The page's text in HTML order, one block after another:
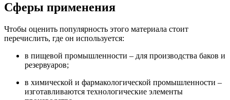
Сферы применения
Чтобы оценить популярность этого материала стоит
перечислить, где он используется:
в пищевой промышленности – для производства баков и
резервуаров;
в химической и фармакологической промышленности –
изготавливаются технологические элементы